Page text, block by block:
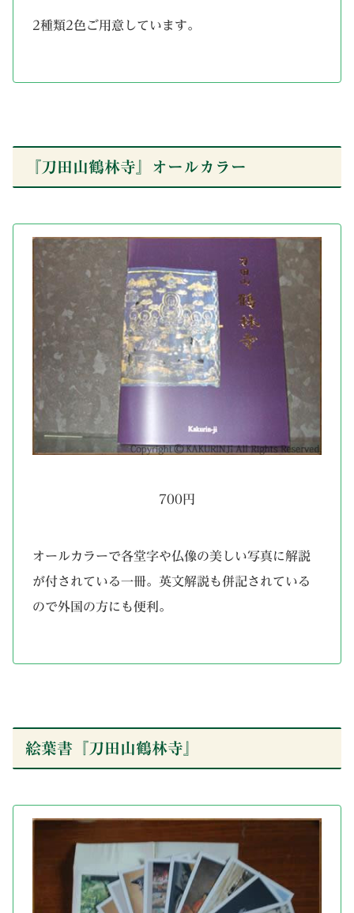
2種類2色ご用意しています。
『刀田山鶴林寺』オールカラー
700円
オールカラーで各堂字や仏像の美しい写真に解説
が付されている一冊。英文解説も併記されている
ので外国の方にも便利。
絵葉書『刀田山鶴林寺』